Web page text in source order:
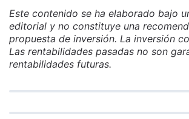
Este contenido se ha elaborado bajo
editorial y no constituye una
propuesta de inversión. La inversión
Las rentabilidades pasadas no son
rentabilidades futuras.